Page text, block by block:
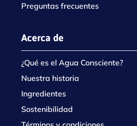
Preguntas frecuentes
Acerca de
¿Qué es el Agua Consciente?
Nuestra historia
Ingredientes
Sostenibilidad